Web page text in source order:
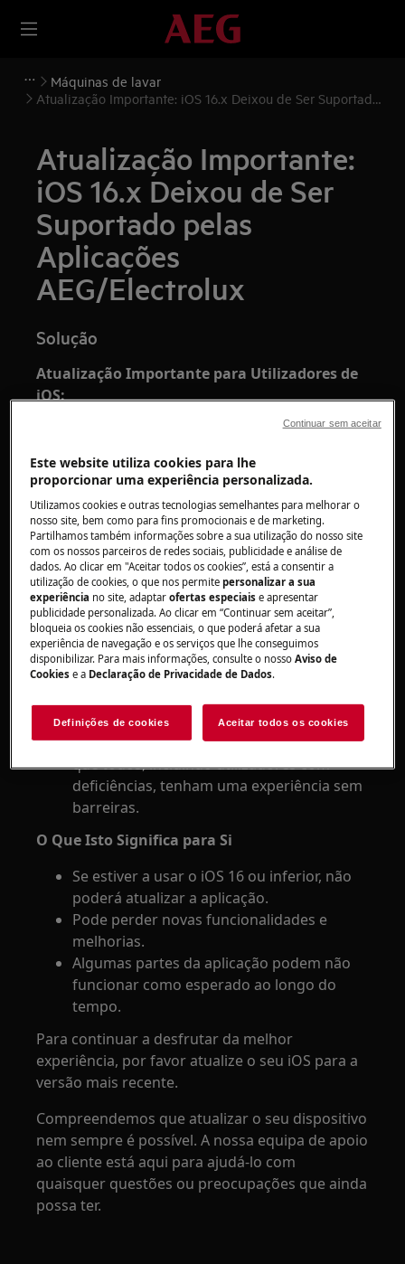
Máquinas de lavar
Atualização Importante: iOS 16.x Deixou de Ser Suportado
Atualização Importante:
iOS 16.x Deixou de Ser
Suportado pelas
Aplicações
AEG/Electrolux
Solução
Atualização Importante para Utilizadores de
iOS:
AEG/Electrolux a funcionar de forma suave e
segura, estamos a atualizar as versões
suportadas do iOS. Em breve, deixaremos de
suportar o iOS 16.x e versões anteriores.
Por que a Mudança?
Melhores Funcionalidades: As novas
versões do iOS vêm com funcionalidades
excitantes que melhoram a experiência da
sua aplicação.
Segurança Melhorada: Mantenha-se
protegido com as últimas atualizações de
segurança.
Acessibilidade Melhorada: Pretendemos
que todos, incluindo utilizadores com
deficiências, tenham uma experiência sem
barreiras.
O Que Isto Significa para Si
Se estiver a usar o iOS 16 ou inferior, não
poderá atualizar a aplicação.
Pode perder novas funcionalidades e
melhorias.
Algumas partes da aplicação podem não
funcionar como esperado ao longo do
tempo.
Para continuar a desfrutar da melhor
experiência, por favor atualize o seu iOS para a
versão mais recente.
Compreendemos que atualizar o seu dispositivo
nem sempre é possível. A nossa equipa de apoio
ao cliente está aqui para ajudá-lo com
quaisquer questões ou preocupações que ainda
possa ter.
Este website utiliza cookies para lhe
proporcionar uma experiência personalizada.
Utilizamos cookies e outras tecnologias semelhantes para melhorar o
nosso site, bem como para fins promocionais e de marketing.
Partilhamos também informações sobre a sua utilização do nosso site
com os nossos parceiros de redes sociais, publicidade e análise de
dados. Ao clicar em "Aceitar todos os cookies”, está a consentir a
utilização de cookies, o que nos permitepersonalizar a sua
experiência no site, adaptarofertas especiaise apresentar
publicidade personalizada. Ao clicar em “Continuar sem aceitar”,
bloqueia os cookies não essenciais, o que poderá afetar a sua
experiência de navegação e os serviços que lhe conseguimos
disponibilizar. Para mais informações, consulte o nossoAviso de
Cookies e a Declaração de Privacidade de Dados.
Definições de cookies Aceitar todos os cookies
Continuar sem aceitar